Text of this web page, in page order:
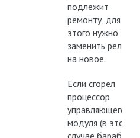
подлежит
ремонту, для
этого нужно
заменить реле
на новое.
Если сгорел
процессор
управляющего
модуля (в этом
случае барабан